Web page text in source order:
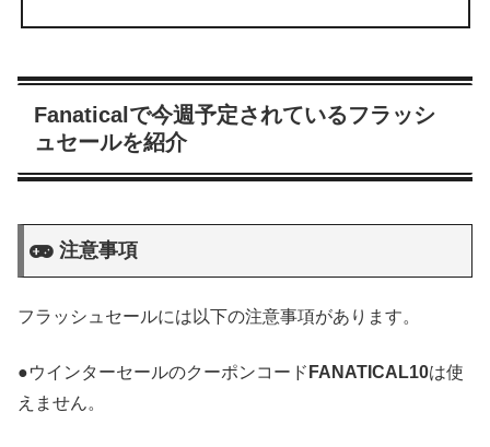
Fanaticalで今週予定されているフラッシ
ュセールを紹介
注意事項
フラッシュセールには以下の注意事項があります。
●ウインターセールのクーポンコード FANATICAL10は使
えません。